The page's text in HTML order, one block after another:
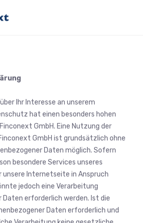
Ihr Interesse an unserem
hat einen besonders hohen
GmbH. Eine Nutzung der
GmbH ist grundsätzlich ohne
Daten möglich. Sofern
besondere Services unseres
unsere Internetseite in Anspruch
jedoch eine Verarbeitung
Daten erforderlich werden. Ist die
Daten erforderlich und